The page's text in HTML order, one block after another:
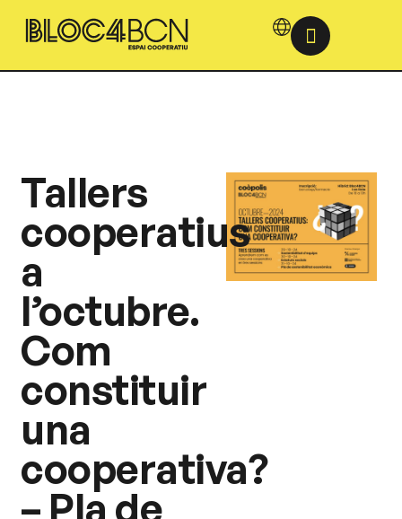
Tallers
cooperatius
a
l’octubre.
Com
constituir
una
cooperativa?
– Pla de